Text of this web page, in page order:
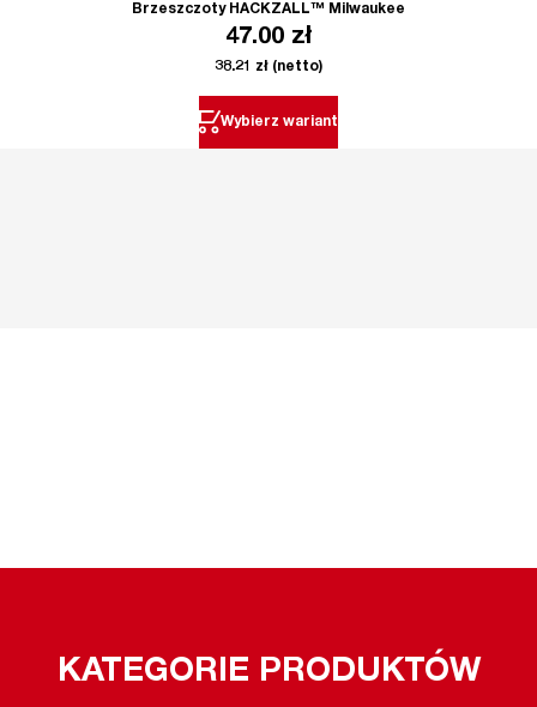
Brzeszczoty HACKZALL™ Milwaukee
47.00 zł
38.21 zł (netto)
Wybierz wariant
KATEGORIE PRODUKTÓW